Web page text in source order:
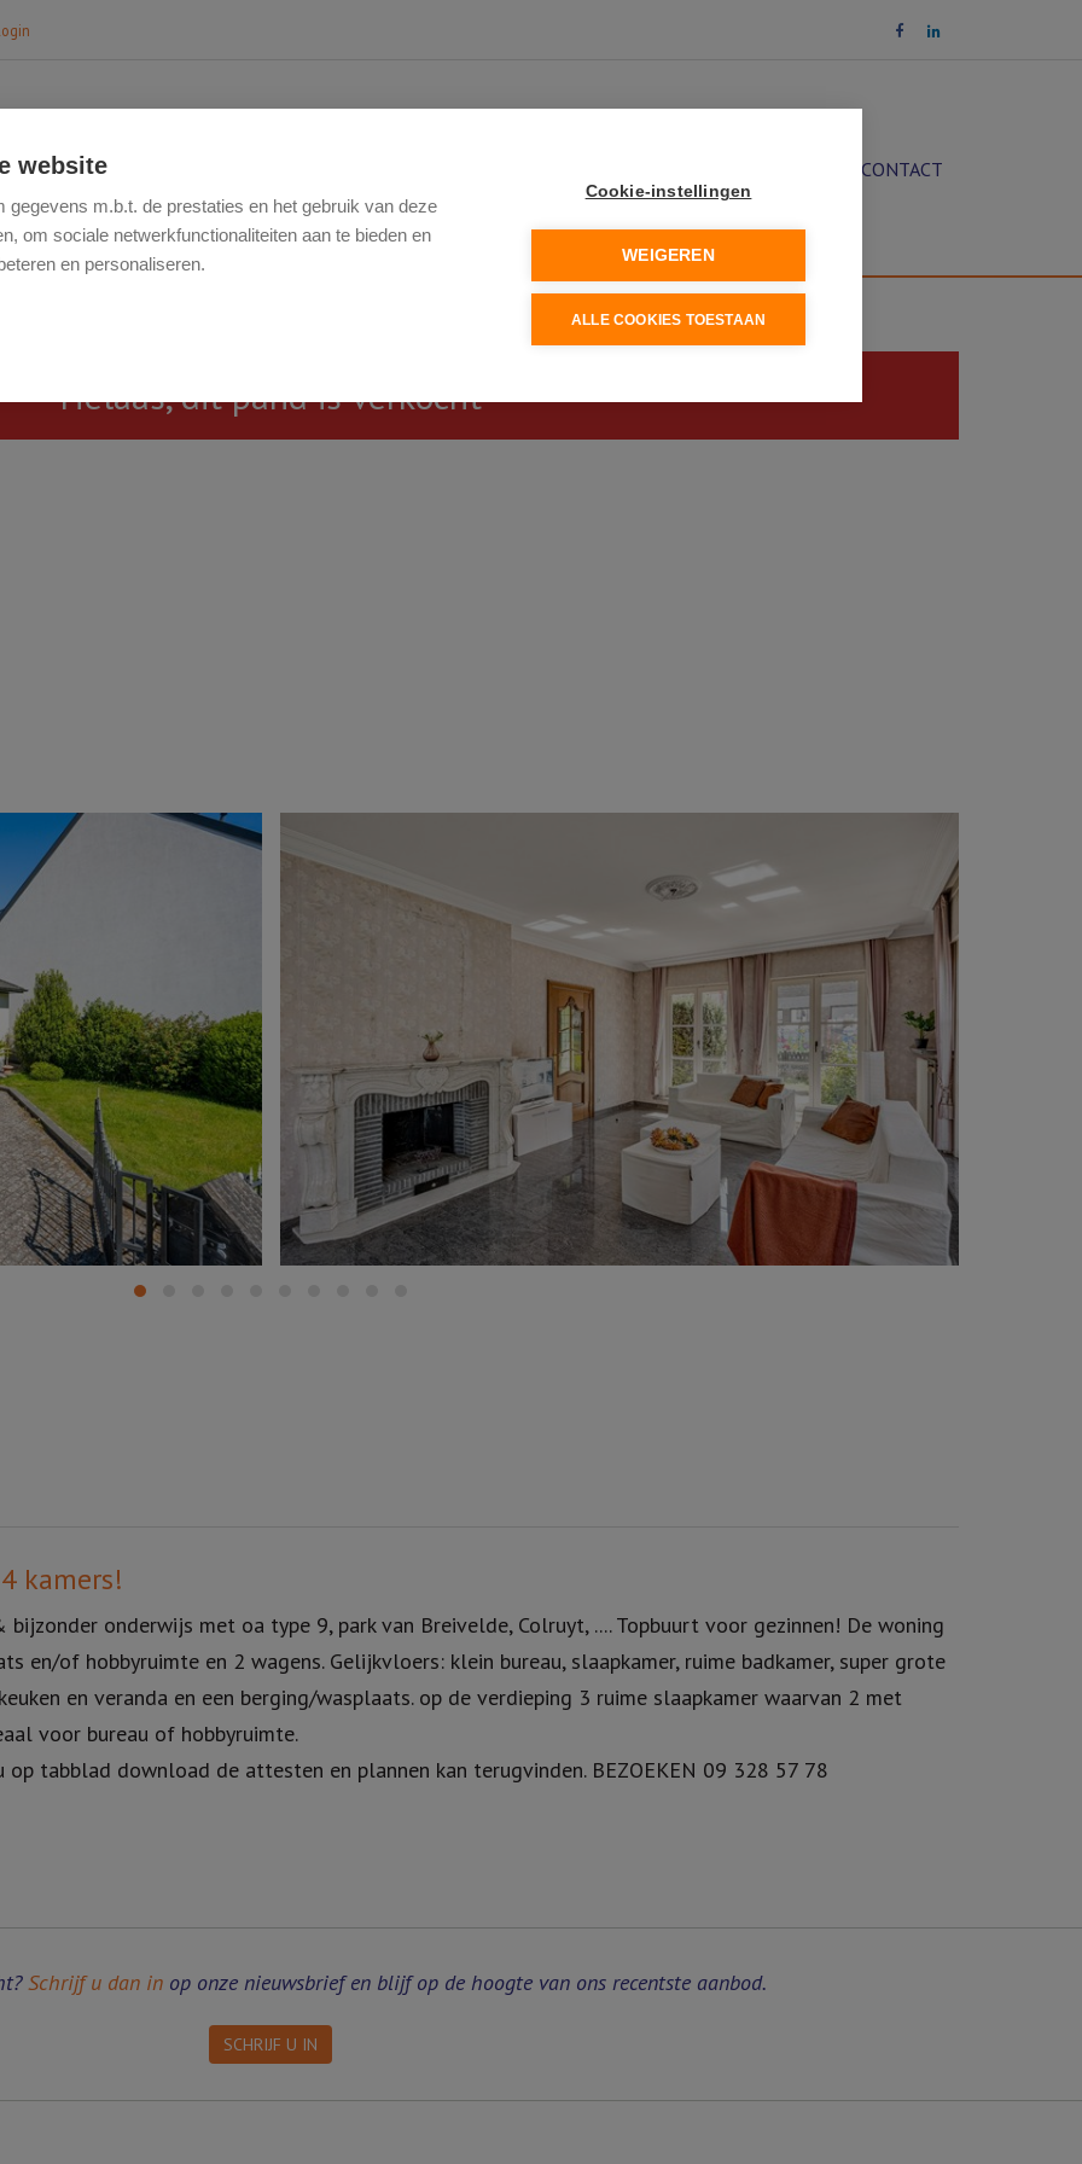
CONTACT
Helaas, dit pand is verkocht
kamers!
bijzonder onderwijs met oa type 9, park van Breivelde, Colruyt, .... Topbuurt voor gezinnen! De woning
en/of hobbyruimte en 2 wagens. Gelijkvloers: klein bureau, slaapkamer, ruime badkamer, super grote
en veranda en een berging/wasplaats. op de verdieping 3 ruime slaapkamer waarvan 2 met
voor bureau of hobbyruimte.
op tabblad download de attesten en plannen kan terugvinden. BEZOEKEN 09 328 57 78
Schrijf u dan inop onze nieuwsbrief en blijf op de hoogte van ons recentste aanbod.
SCHRIJF U IN
website
m.b.t. de prestaties en het gebruik van deze
om sociale netwerkfunctionaliteiten aan te bieden en
en personaliseren.
Cookie-instellingen
WEIGEREN
ALLE COOKIES TOESTAAN